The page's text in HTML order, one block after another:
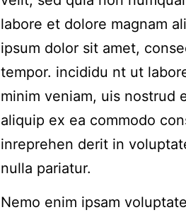
labore et dolore magnam
ipsum dolor sit amet,
tempor. incididu nt ut
minim veniam, uis nostrud
aliquip ex ea commodo
inreprehen derit in
nulla pariatur.
Nemo enim ipsam